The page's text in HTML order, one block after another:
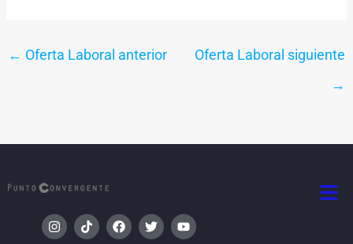
← Oferta Laboral anterior
Oferta Laboral siguiente
→
I
n
T
i
F
a
T
w
Y
o